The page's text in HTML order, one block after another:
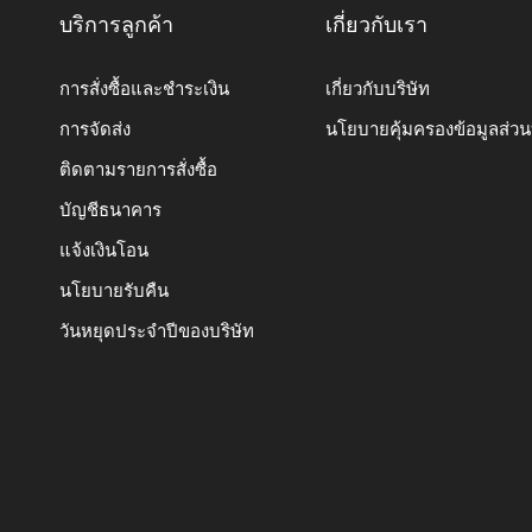
บริการลูกค้า
การสั่งซื้อและชำระเงิน
การจัดส่ง
ติดตามรายการสั่งซื้อ
บัญชีธนาคาร
แจ้งเงินโอน
นโยบายรับคืน
วันหยุดประจำปีของบริษัท
เกี่ยวกับเรา
เกี่ยวกับบริษัท
นโยบายคุ้มครองข้อมูลส่ว